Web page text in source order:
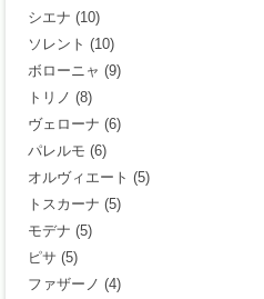
シエナ (10)
ソレント (10)
ボローニャ (9)
トリノ (8)
ヴェローナ (6)
パレルモ (6)
オルヴィエート (5)
トスカーナ (5)
モデナ (5)
ピサ (5)
ファザーノ (4)